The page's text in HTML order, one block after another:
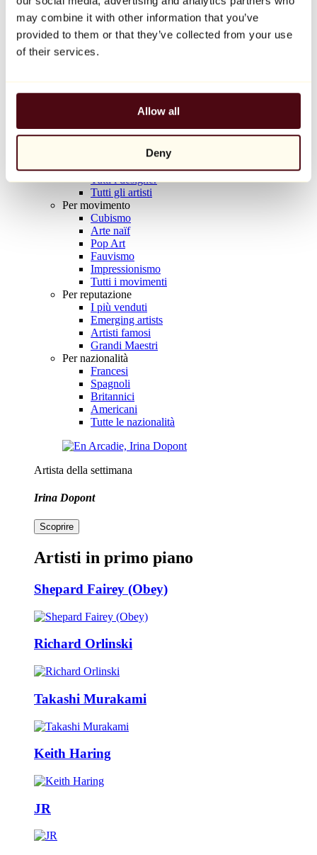
may combine it with other information that you’ve
provided to them or that they’ve collected from your use
of their services.
Allow all
Deny
Balloon Dog (Orange)
Jeff Koons
10.000 €
Artisti
Tutti i pittori
Tutti i fotografi
Tutti i disegnatori
Tutti i designer
Tutti gli artisti
Per movimento
Cubismo
Arte naïf
Pop Art
Fauvismo
Impressionismo
Tutti i movimenti
Per reputazione
I più venduti
Emerging artists
Artisti famosi
Grandi Maestri
Per nazionalità
Francesi
Spagnoli
Britannici
Americani
Tutte le nazionalità
Artista della settimana
Irina Dopont
Scoprire
Artisti in primo piano
Shepard Fairey (Obey)
Richard Orlinski
Takashi Murakami
Keith Haring
JR